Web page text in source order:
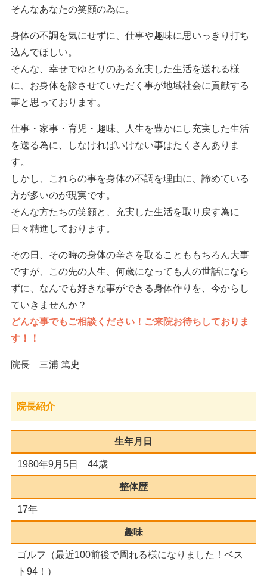
そんなあなたの笑顔の為に。
身体の不調を気にせずに、仕事や趣味に思いっきり打ち
込んでほしい。
そんな、幸せでゆとりのある充実した生活を送れる様
に、お身体を診させていただく事が地域社会に貢献する
事と思っております。
仕事・家事・育児・趣味、人生を豊かにし充実した生活
を送る為に、しなければいけない事はたくさんありま
す。
しかし、これらの事を身体の不調を理由に、諦めている
方が多いのが現実です。
そんな方たちの笑顔と、充実した生活を取り戻す為に
日々精進しております。
その日、その時の身体の辛さを取ることももちろん大事
ですが、この先の人生、何歳になっても人の世話になら
ずに、なんでも好きな事ができる身体作りを、今からし
ていきませんか？
どんな事でもご相談ください！ご来院お待ちしておりま
す！！
院長 三浦 篤史
院長紹介
生年月日
1980年9月5日 44歳
整体歴
17年
趣味
ゴルフ（最近100前後で周れる様になりました！ベス
ト94！）